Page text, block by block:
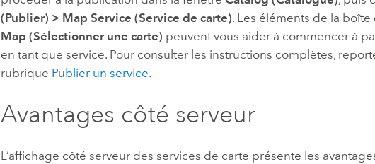
(Publier) > Map Service (Service de carte). Les éléments de la
Map (Sélectionner une carte) peuvent vous aider à commencer à
en tant que service. Pour consulter les instructions complètes,
rubrique Publier un service.
Avantages côté serveur
L’affichage côté serveur des services de carte présente les